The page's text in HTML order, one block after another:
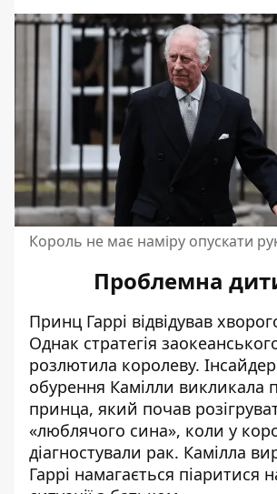
Король не має наміру опускати
Проблемна
Принц Гаррі відвідував
Однак стратегія
розлютила королеву.
обурення Камілли викликала
принца, який почав
«люблячого сина», коли у
діагностували рак. Камілла
Гаррі намагається піаритися